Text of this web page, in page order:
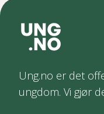
Ung.no er det
ungdom. Vi gjør